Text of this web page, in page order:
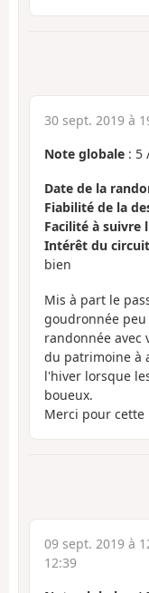
30 sept. 2019 à
Note globale : 5
Date de la
Fiabilité de la
Facilité à suivre
Intérêt du
bien
Mis à part le
goudronnée
randonnée avec
du patrimoine à
l'hiver lorsque
boueux.
Merci pour
09 sept. 2019 à
12:39